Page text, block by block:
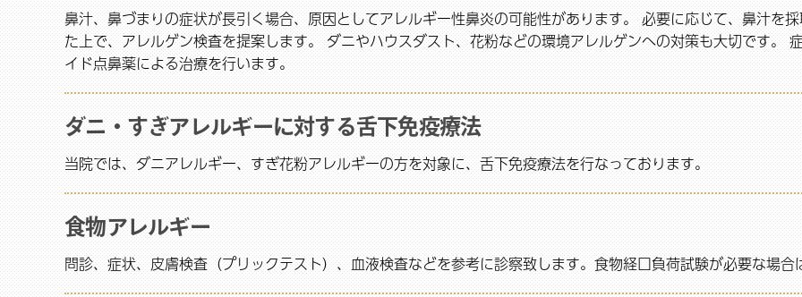
鼻汁、鼻づまりの症状が長引く場合、原因としてアレルギー性鼻炎の可能性があります。 必要に応じて、鼻汁を
た上で、アレルゲン検査を提案します。 ダニやハウスダスト、花粉などの環境アレルゲンへの対策も大切です。
イド点鼻薬による治療を行います。
ダニ・すぎアレルギーに対する舌下免疫療法
当院では、ダニアレルギー、すぎ花粉アレルギーの方を対象に、舌下免疫療法を行なっております。
食物アレルギー
問診、症状、皮膚検査（プリックテスト）、血液検査などを参考に診察致します。食物経口負荷試験が必要な場